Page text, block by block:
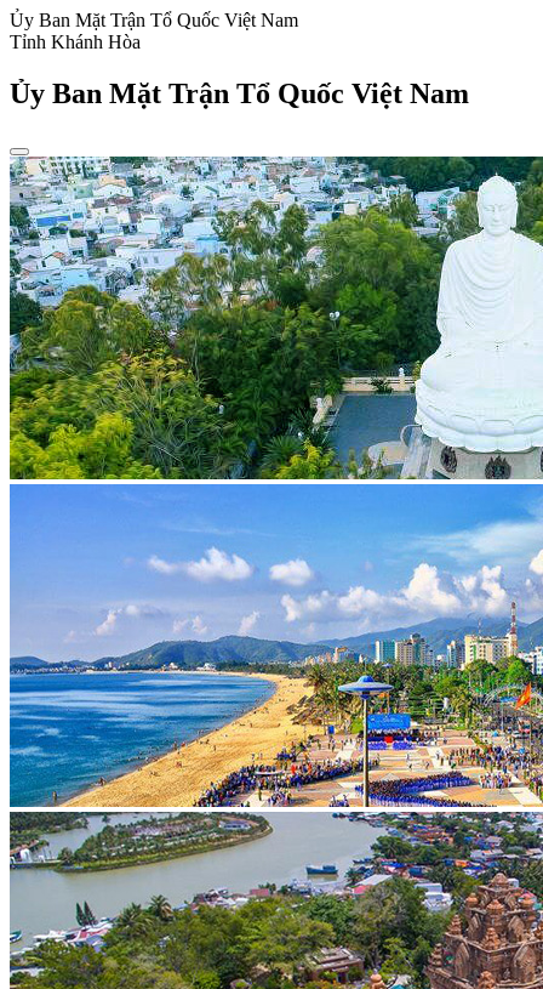
Ủy Ban Mặt Trận Tổ Quốc Việt Nam
Tỉnh Khánh Hòa
Ủy Ban Mặt Trận Tổ Quốc Việt Nam